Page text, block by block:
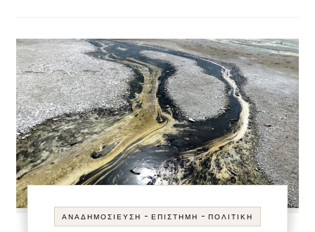
ΑΝΑΔΗΜΟΣΊΕΥΣΗ - ΕΠΙΣΤΉΜΗ - ΠΟΛΙΤΙΚΉ